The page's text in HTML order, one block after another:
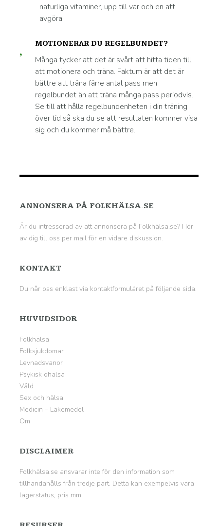
naturliga vitaminer, upp till var och en att
avgöra.
MOTIONERAR DU REGELBUNDET?
Många tycker att det är svårt att hitta tiden till
att motionera och träna. Faktum är att det är
bättre att träna färre antal pass men
regelbundet än att träna många pass periodvis.
Se till att hålla regelbundenheten i din träning
över tid så ska du se att resultaten kommer visa
sig och du kommer må bättre.
ANNONSERA PÅ FOLKHÄLSA.SE
Är du intresserad av att annonsera på Folkhälsa.se? Hör
av dig till oss per mail för en vidare diskussion.
KONTAKT
Du når oss enklast via kontaktformuläret på följande sida.
HUVUDSIDOR
Folkhälsa
Folksjukdomar
Levnadsvanor
Psykisk ohälsa
Våld
Sex och hälsa
Medicin – Läkemedel
Om
DISCLAIMER
Folkhälsa.se ansvarar inte för den information som
tillhandahålls från tredje part. Detta kan exempelvis vara
lagerstatus, pris mm.